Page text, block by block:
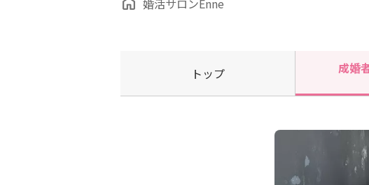
トップ 成婚